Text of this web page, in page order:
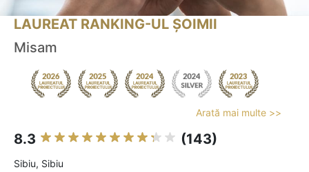
LAUREAT RANKING-UL ȘOIMII
Misam
Arată mai multe >>
8.3 (143)
Sibiu, Sibiu